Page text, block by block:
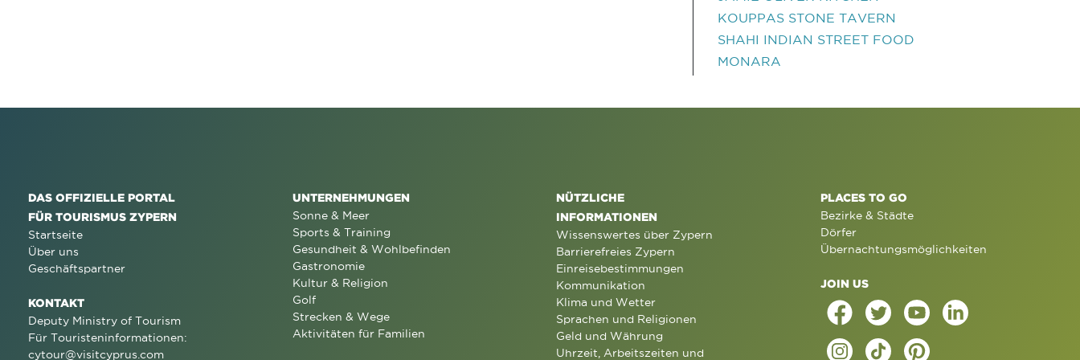
KOUPPAS STONE TAVERN
SHAHI INDIAN STREET FOOD
MONARA
DAS OFFIZIELLE PORTAL
FÜR TOURISMUS ZYPERN
Startseite
Über uns
Geschäftspartner
KONTAKT
Deputy Ministry of Tourism
Für Touristeninformationen:
cytour@visitcyprus.com
UNTERNEHMUNGEN
Sonne & Meer
Sports & Training
Gesundheit & Wohlbefinden
Gastronomie
Kultur & Religion
Golf
Strecken & Wege
Aktivitäten für Familien
NÜTZLICHE
INFORMATIONEN
Wissenswertes über Zypern
Barrierefreies Zypern
Einreisebestimmungen
Kommunikation
Klima und Wetter
Sprachen und Religionen
Geld und Währung
Uhrzeit, Arbeitszeiten und
PLACES TO GO
Bezirke & Städte
Dörfer
Übernachtungsmöglichkeiten
JOIN US